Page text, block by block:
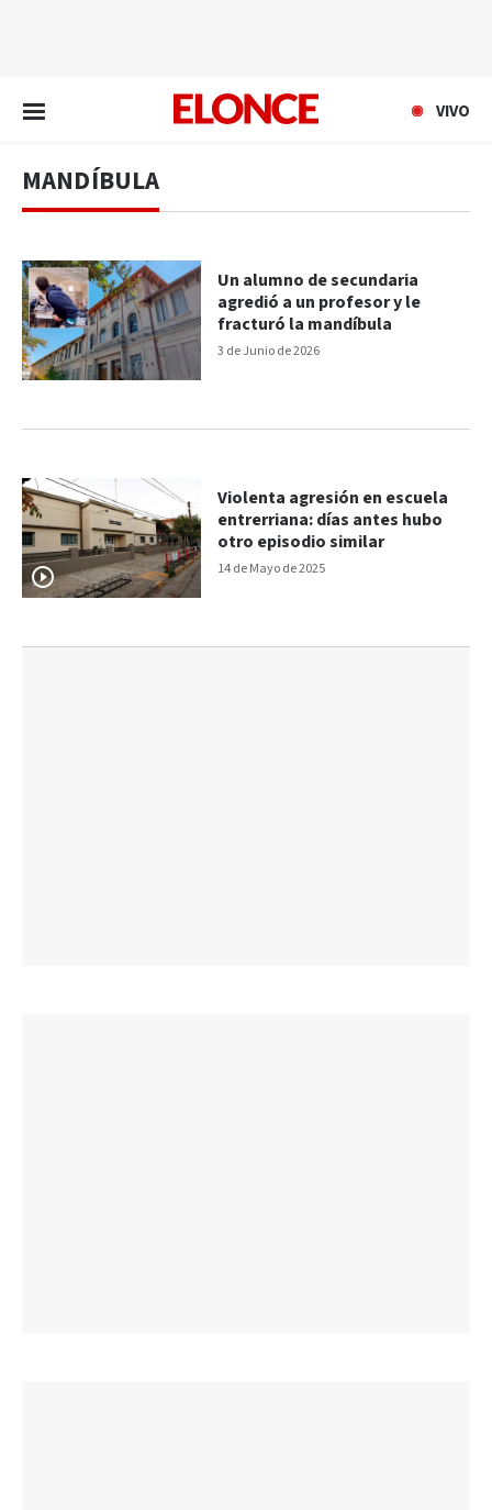
VIVO
MANDÍBULA
3 de Junio de 2026
Un alumno de secundaria
agredió a un profesor y le
fracturó la mandíbula
14 de Mayo de 2025
Violenta agresión en escuela
entrerriana: días antes hubo
otro episodio similar